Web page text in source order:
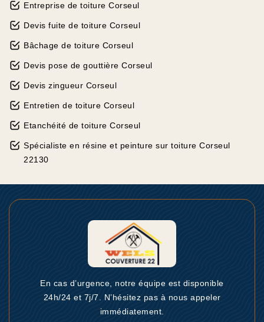
Entreprise de toiture Corseul
Devis fuite de toiture Corseul
Bâchage de toiture Corseul
Devis pose de gouttière Corseul
Devis zingueur Corseul
Entretien de toiture Corseul
Etanchéité de toiture Corseul
Spécialiste en résine et peinture sur toiture Corseul
22130
En cas d’urgence, notre équipe est disponible
24h/24 et 7j/7. N’hésitez pas à nous appeler
immédiatement.